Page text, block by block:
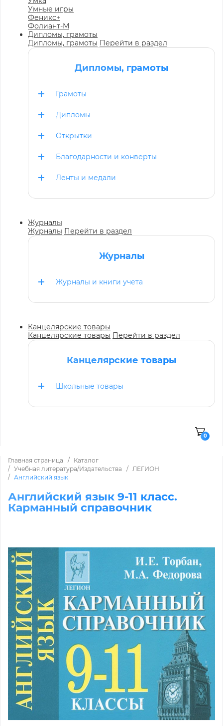
Умные игры
Феникс+
Фолиант-М
Дипломы, грамоты
Дипломы, грамоты Перейти в раздел
Дипломы, грамоты
Грамоты
Дипломы
Открытки
Благодарности и конверты
Ленты и медали
Журналы
Журналы Перейти в раздел
Журналы
Журналы и книги учета
Канцелярские товары
Канцелярские товары Перейти в раздел
Канцелярские товары
Школьные товары
0
Главная страница
Каталог
Учебная литература/Издательства
ЛЕГИОН
Английский язык
Английский язык 9-11 класс.
Карманный справочник